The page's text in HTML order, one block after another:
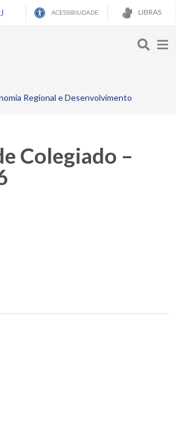
ACESSIBILIDADE LIBRAS
Regional e Desenvolvimento
Colegiado –